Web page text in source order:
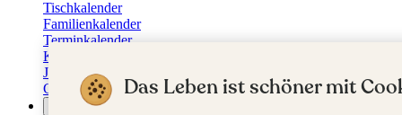
Tischkalender
Familienkalender
Terminkalender
Küchenkalender
Jahresplaner
Geburtstagskalender
Anlässe
Das Leben ist schöner mit